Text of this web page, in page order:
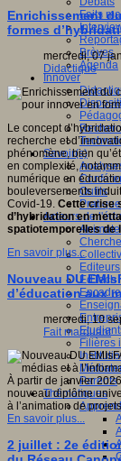
Faits
Brèves
Agenda
Innover
Savoir(s)
Outils
Acteurs de
Editeurs
EdTech
Filières
Parents
Thématiques
Enrichissement
formes
mercredi, 07
Didactique
Le concept
recherche et
phénomène, bien
en complexité,
numérique en
bouleversements
Covid-19. Cette crise
d’hybridation en
spatiotemporelles de
En savoir plus...
Nouveau DU
d’éducation aux
mercredi, 10
Fait marquant
À partir de janvier
nouveau diplôme
à l’animation de
En savoir plus...
2 juillet : 2e